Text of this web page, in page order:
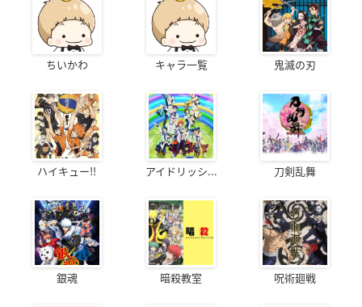
ちいかわ キャラ一覧 鬼滅の刃
ハイキュー!! アイドリッシ... 刀剣乱舞
銀魂 暗殺教室 呪術廻戦